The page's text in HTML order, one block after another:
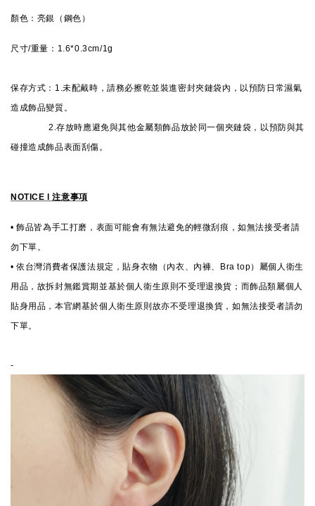
顏色： 亮銀（鋼色）
尺寸/重量：1.6*0.3cm/1g
保存方式：1.未配戴時，請務必擦乾並裝進密封夾鏈袋內，以預防日常濕氣
造成飾品變質。
2.存放時應避免與其他金屬類飾品放於同一個夾鏈袋，以預防與其
碰撞造成飾品表面刮傷。
NOTICE l注意事項
• 飾品皆為手工打磨，表面可能會有無法避免的輕微刮痕，如無法接受者請
勿下單。
• 依台灣消費者保護法規定，貼身衣物（內衣、內褲、Bra top）屬個人衛生
用品，故拆封無鑑賞期並基於個人衛生原則不受理退換貨；而飾品類屬個人
貼身用品，本官網基於個人衛生原則故亦不受理退換貨，如無法接受者請勿
下單。
-